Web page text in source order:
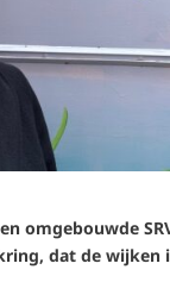
omgebouwde
dat de wijken